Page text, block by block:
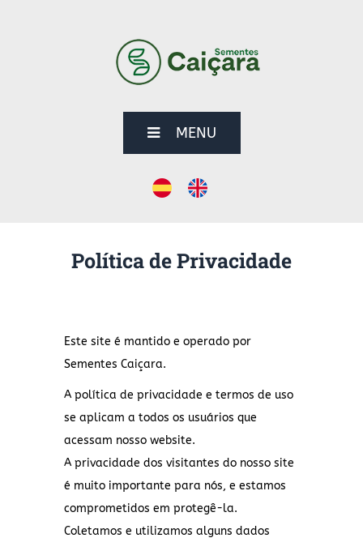
MENU
Política de Privacidade
Este site é mantido e operado por
Sementes Caiçara.
A política de privacidade e termos de uso
se aplicam a todos os usuários que
acessam nosso website.
A privacidade dos visitantes do nosso site
é muito importante para nós, e estamos
comprometidos em protegê-la.
Coletamos e utilizamos alguns dados